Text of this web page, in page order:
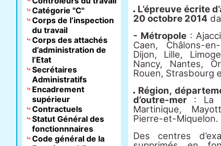
L’épreuve écrite
20 octobre 2014
- Métropole :
Caen, Châlons-
Dijon, Lille,
Nancy, Nantes,
Rouen, Strasbourg
Région,
d’outre-mer : La
Martinique,
Pierre-et-Miquelon.
Des centres
Catégorie "C"
Corps de l’inspection
du travail
Corps des attachés
d’administration de
l’Etat
Secrétaires
Administratifs
Encadrement
supérieur
Contractuels
Statut Général des
fonctionnnaires
Code général de la